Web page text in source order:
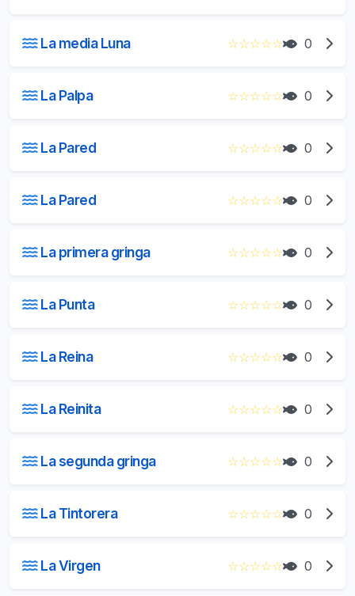
La media Luna ☆☆☆☆☆ 0
La Palpa ☆☆☆☆☆ 0
La Pared ☆☆☆☆☆ 0
La Pared ☆☆☆☆☆ 0
La primera gringa ☆☆☆☆☆ 0
La Punta ☆☆☆☆☆ 0
La Reina ☆☆☆☆☆ 0
La Reinita ☆☆☆☆☆ 0
La segunda gringa ☆☆☆☆☆ 0
La Tintorera ☆☆☆☆☆ 0
La Virgen ☆☆☆☆☆ 0